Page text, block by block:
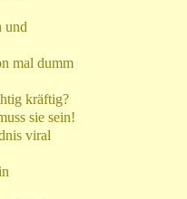
und
mal dumm
kräftig?
sie sein!
viral